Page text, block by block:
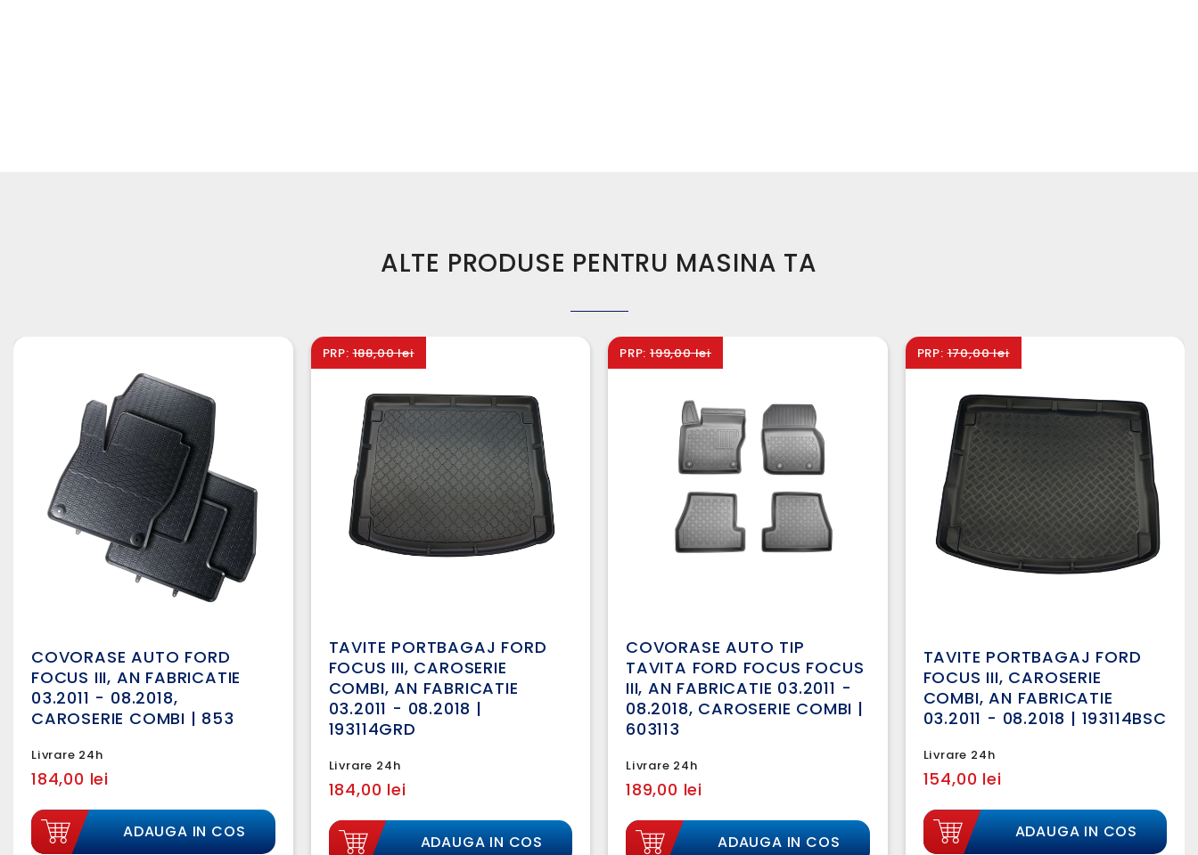
ALTE PRODUSE PENTRU MASINA TA
COVORASE AUTO FORD
FOCUS III, AN FABRICATIE
03.2011 - 08.2018,
CAROSERIE COMBI | 853
Livrare 24h
184,00 lei
ADAUGA IN COS
PRP:188,00 lei
TAVITE PORTBAGAJ FORD
FOCUS III, CAROSERIE
COMBI, AN FABRICATIE
03.2011 - 08.2018 |
193114GRD
Livrare 24h
184,00 lei
ADAUGA IN COS
PRP: 199,00 lei
COVORASE AUTO TIP
TAVITA FORD FOCUS FOCUS
III, AN FABRICATIE 03.2011 -
08.2018, CAROSERIE COMBI |
603113
Livrare 24h
189,00 lei
ADAUGA IN COS
PRP:170,00 lei
TAVITE PORTBAGAJ FORD
FOCUS III, CAROSERIE
COMBI, AN FABRICATIE
03.2011 - 08.2018 | 193114BSC
Livrare 24h
154,00 lei
ADAUGA IN COS